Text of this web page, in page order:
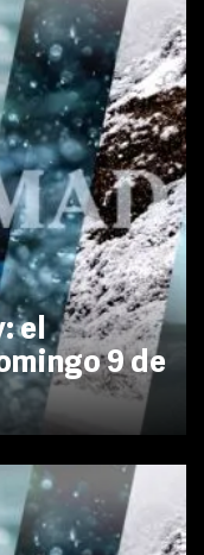
el
9 de